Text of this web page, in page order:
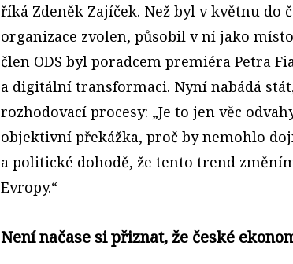
říká Zdeněk Zajíček. Než byl v květnu do
organizace zvolen, působil v ní jako
člen ODS byl poradcem premiéra Petra
a digitální transformaci. Nyní nabádá
rozhodovací procesy: „Je to jen věc
objektivní překážka, proč by nemohlo
a politické dohodě, že tento trend
Evropy.“
Není načase si přiznat, že české